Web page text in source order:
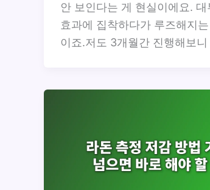
안 보인다는 게 현실이에요. 대
효과에 집착하다가 루즈해지
이죠.저도 3개월간 진행해보